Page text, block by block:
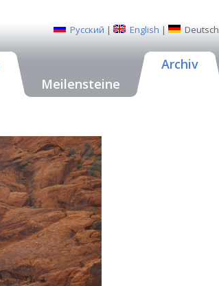
Русский | English | Deutsch
Meilensteine
Archiv